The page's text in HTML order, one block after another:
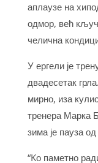
аплаузе на
одмор, већ
челична
​У ергели је
двадесетак
мирно, иза
тренера Марка
зима је пауза
​“Kо паметно